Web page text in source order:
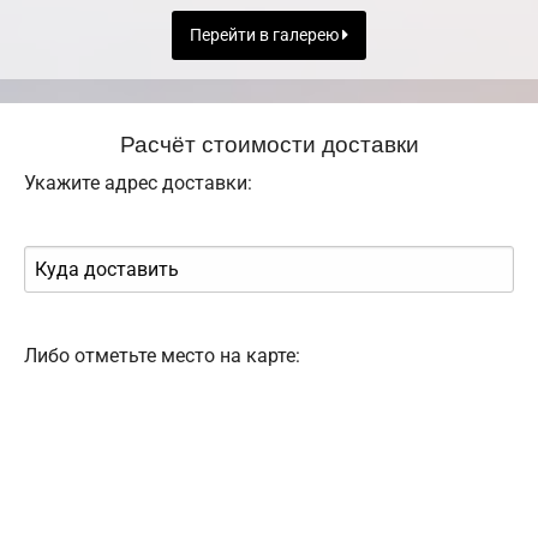
Перейти в галерею
Расчёт стоимости доставки
Укажите адрес доставки:
Либо отметьте место на карте: